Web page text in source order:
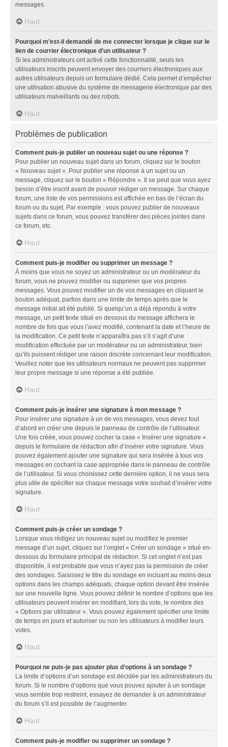
messages.
Haut
Pourquoi m’est-il demandé de me connecter lorsque je clique sur le
lien de courrier électronique d’un utilisateur ?
Si les administrateurs ont activé cette fonctionnalité, seuls les
utilisateurs inscrits peuvent envoyer des courriers électroniques aux
autres utilisateurs depuis un formulaire dédié. Cela permet d’empêcher
une utilisation abusive du système de messagerie électronique par des
utilisateurs malveillants ou des robots.
Haut
Problèmes de publication
Comment puis-je publier un nouveau sujet ou une réponse ?
Pour publier un nouveau sujet dans un forum, cliquez sur le bouton
« Nouveau sujet ». Pour publier une réponse à un sujet ou un
message, cliquez sur le bouton « Répondre ». Il se peut que vous ayez
besoin d’être inscrit avant de pouvoir rédiger un message. Sur chaque
forum, une liste de vos permissions est affichée en bas de l’écran du
forum ou du sujet. Par exemple : vous pouvez publier de nouveaux
sujets dans ce forum, vous pouvez transférer des pièces jointes dans
ce forum, etc.
Haut
Comment puis-je modifier ou supprimer un message ?
À moins que vous ne soyez un administrateur ou un modérateur du
forum, vous ne pouvez modifier ou supprimer que vos propres
messages. Vous pouvez modifier un de vos messages en cliquant le
bouton adéquat, parfois dans une limite de temps après que le
message initial ait été publié. Si quelqu’un a déjà répondu à votre
message, un petit texte situé en dessous du message affichera le
nombre de fois que vous l’avez modifié, contenant la date et l’heure de
la modification. Ce petit texte n’apparaîtra pas s’il s’agit d’une
modification effectuée par un modérateur ou un administrateur, bien
qu’ils puissent rédiger une raison discrète concernant leur modification.
Veuillez noter que les utilisateurs normaux ne peuvent pas supprimer
leur propre message si une réponse a été publiée.
Haut
Comment puis-je insérer une signature à mon message ?
Pour insérer une signature à un de vos messages, vous devez tout
d’abord en créer une depuis le panneau de contrôle de l’utilisateur.
Une fois créée, vous pouvez cocher la case « Insérer une signature »
depuis le formulaire de rédaction afin d’insérer votre signature. Vous
pouvez également ajouter une signature qui sera insérée à tous vos
messages en cochant la case appropriée dans le panneau de contrôle
de l’utilisateur. Si vous choisissez cette dernière option, il ne vous sera
plus utile de spécifier sur chaque message votre souhait d’insérer votre
signature.
Haut
Comment puis-je créer un sondage ?
Lorsque vous rédigez un nouveau sujet ou modifiez le premier
message d’un sujet, cliquez sur l’onglet « Créer un sondage » situé en-
dessous du formulaire principal de rédaction. Si cet onglet n’est pas
disponible, il est probable que vous n’ayez pas la permission de créer
des sondages. Saisissez le titre du sondage en incluant au moins deux
options dans les champs adéquats, chaque option devant être insérée
sur une nouvelle ligne. Vous pouvez définir le nombre d’options que les
utilisateurs peuvent insérer en modifiant, lors du vote, le nombre des
« Options par utilisateur ». Vous pouvez également spécifier une limite
de temps en jours et autoriser ou non les utilisateurs à modifier leurs
votes.
Haut
Pourquoi ne puis-je pas ajouter plus d’options à un sondage ?
La limite d’options d’un sondage est décidée par les administrateurs du
forum. Si le nombre d’options que vous pouvez ajouter à un sondage
vous semble trop restreint, essayez de demander à un administrateur
du forum s’il est possible de l’augmenter.
Haut
Comment puis-je modifier ou supprimer un sondage ?